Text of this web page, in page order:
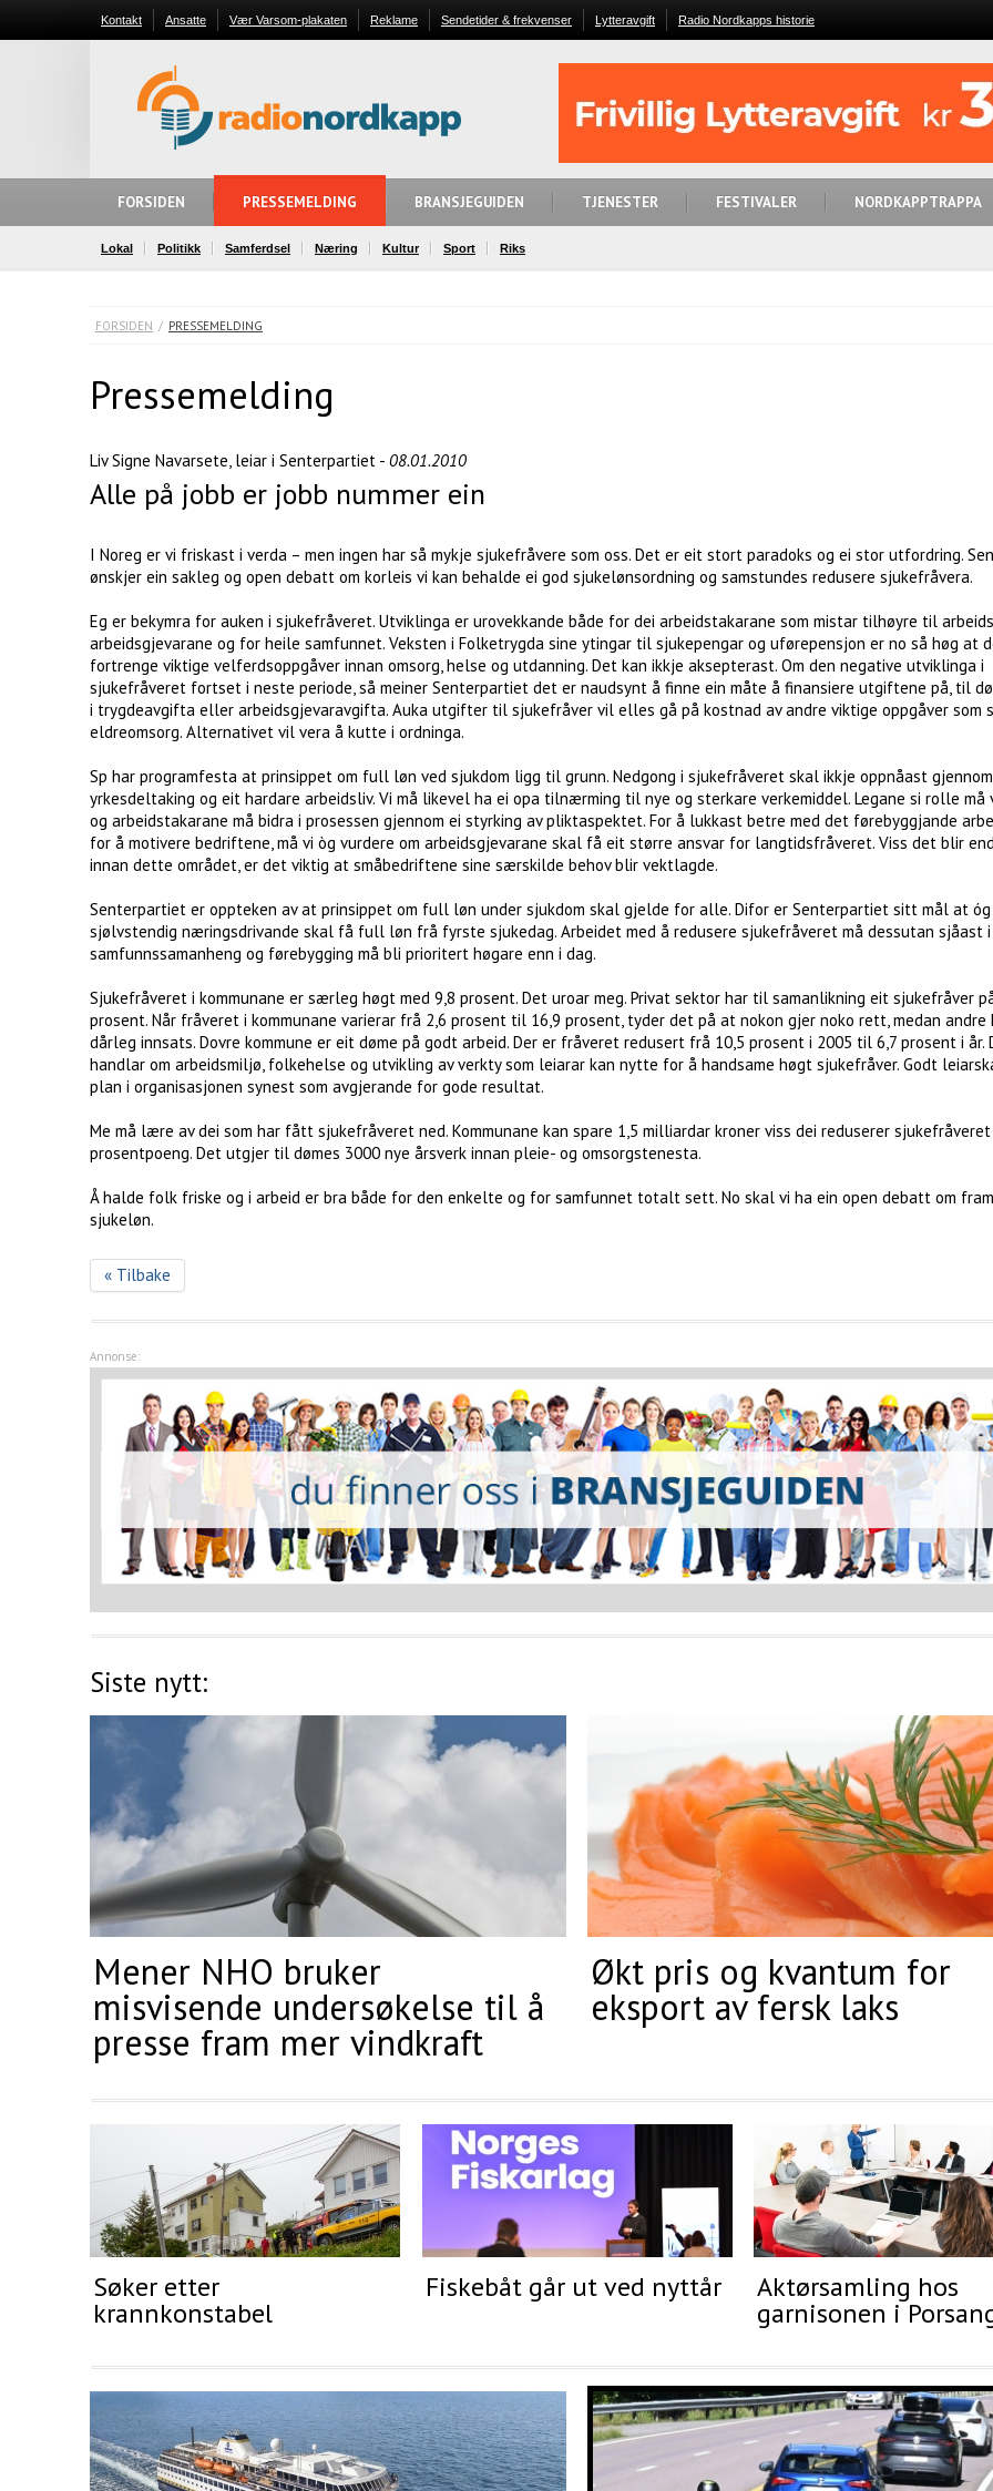
Kontakt Ansatte Vær Varsom-plakaten Reklame Sendetider & frekvenser Lytteravgift Radio Nordkapps historie
FORSIDEN PRESSEMELDING BRANSJEGUIDEN TJENESTER FESTIVALER NORDKAPPTRAPPA
Lokal Politikk Samferdsel Næring Kultur Sport Riks
FORSIDEN / PRESSEMELDING
Pressemelding
Liv Signe Navarsete, leiar i Senterpartiet - 08.01.2010
Alle på jobb er jobb nummer ein
I Noreg er vi friskast i verda – men ingen har så mykje sjukefråvere som oss. Det er eit stort paradoks og ei stor utfordring.
ønskjer ein sakleg og open debatt om korleis vi kan behalde ei god sjukelønsordning og samstundes redusere sjukefråvera.
Eg er bekymra for auken i sjukefråveret. Utviklinga er urovekkande både for dei arbeidstakarane som mistar tilhøyre til
arbeidsgjevarane og for heile samfunnet. Veksten i Folketrygda sine ytingar til sjukepengar og uførepensjon er no så høg at
fortrenge viktige velferdsoppgåver innan omsorg, helse og utdanning. Det kan ikkje aksepterast. Om den negative utviklinga i
sjukefråveret fortset i neste periode, så meiner Senterpartiet det er naudsynt å finne ein måte å finansiere utgiftene på, til
i trygdeavgifta eller arbeidsgjevaravgifta. Auka utgifter til sjukefråver vil elles gå på kostnad av andre viktige oppgåver som
eldreomsorg. Alternativet vil vera å kutte i ordninga.
Sp har programfesta at prinsippet om full løn ved sjukdom ligg til grunn. Nedgong i sjukefråveret skal ikkje oppnåast
yrkesdeltaking og eit hardare arbeidsliv. Vi må likevel ha ei opa tilnærming til nye og sterkare verkemiddel. Legane si rolle må
og arbeidstakarane må bidra i prosessen gjennom ei styrking av pliktaspektet. For å lukkast betre med det førebyggjande
for å motivere bedriftene, må vi òg vurdere om arbeidsgjevarane skal få eit større ansvar for langtidsfråveret. Viss det blir
innan dette området, er det viktig at småbedriftene sine særskilde behov blir vektlagde.
Senterpartiet er oppteken av at prinsippet om full løn under sjukdom skal gjelde for alle. Difor er Senterpartiet sitt mål at óg
sjølvstendig næringsdrivande skal få full løn frå fyrste sjukedag. Arbeidet med å redusere sjukefråveret må dessutan sjåast
samfunnssamanheng og førebygging må bli prioritert høgare enn i dag.
Sjukefråveret i kommunane er særleg høgt med 9,8 prosent. Det uroar meg. Privat sektor har til samanlikning eit sjukefråver
prosent. Når fråveret i kommunane varierar frå 2,6 prosent til 16,9 prosent, tyder det på at nokon gjer noko rett, medan andre
dårleg innsats. Dovre kommune er eit døme på godt arbeid. Der er fråveret redusert frå 10,5 prosent i 2005 til 6,7 prosent i år.
handlar om arbeidsmiljø, folkehelse og utvikling av verkty som leiarar kan nytte for å handsame høgt sjukefråver. Godt
plan i organisasjonen synest som avgjerande for gode resultat.
Me må lære av dei som har fått sjukefråveret ned. Kommunane kan spare 1,5 milliardar kroner viss dei reduserer
prosentpoeng. Det utgjer til dømes 3000 nye årsverk innan pleie- og omsorgstenesta.
Å halde folk friske og i arbeid er bra både for den enkelte og for samfunnet totalt sett. No skal vi ha ein open debatt om
sjukeløn.
« Tilbake
Annonse:
Siste nytt:
Mener NHO bruker
misvisende undersøkelse til å
presse fram mer vindkraft
Økt pris og kvantum for
eksport av fersk laks
Søker etter
krannkonstabel
Fiskebåt går ut ved nyttår Aktørsamling hos
garnisonen i